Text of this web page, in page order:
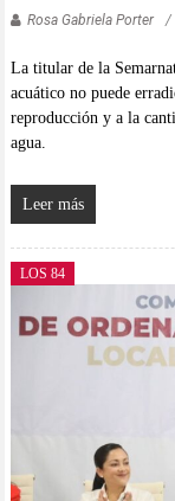
Rosa Gabriela Porter
La titular de la
acuático no puede
reproducción y a la
agua.
Leer más
LOS 84